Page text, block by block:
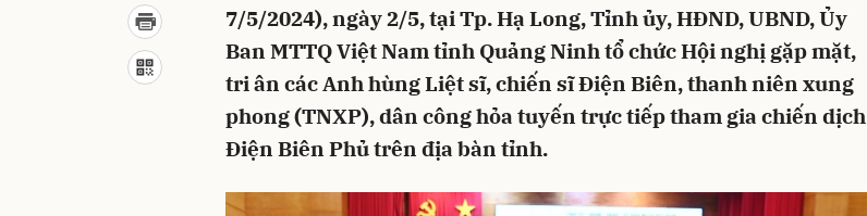
7/5/2024), ngày 2/5, tại Tp. Hạ Long, Tỉnh ủy, HĐND, UBND, Ủy
Ban MTTQ Việt Nam tỉnh Quảng Ninh tổ chức Hội nghị gặp mặt,
tri ân các Anh hùng Liệt sĩ, chiến sĩ Điện Biên, thanh niên xung
phong (TNXP), dân công hỏa tuyến trực tiếp tham gia chiến dịch
Điện Biên Phủ trên địa bàn tỉnh.